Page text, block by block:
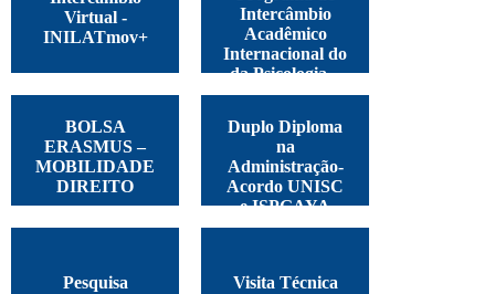
Virtual -
INILATmov+
Intercâmbio
Acadêmico
Internacional do
da Psicologia –
Argentina, 2025
BOLSA
ERASMUS –
MOBILIDADE
DIREITO
Duplo Diploma
na
Administração-
Acordo UNISC
e ISPGAYA
Pesquisa Visita Técnica